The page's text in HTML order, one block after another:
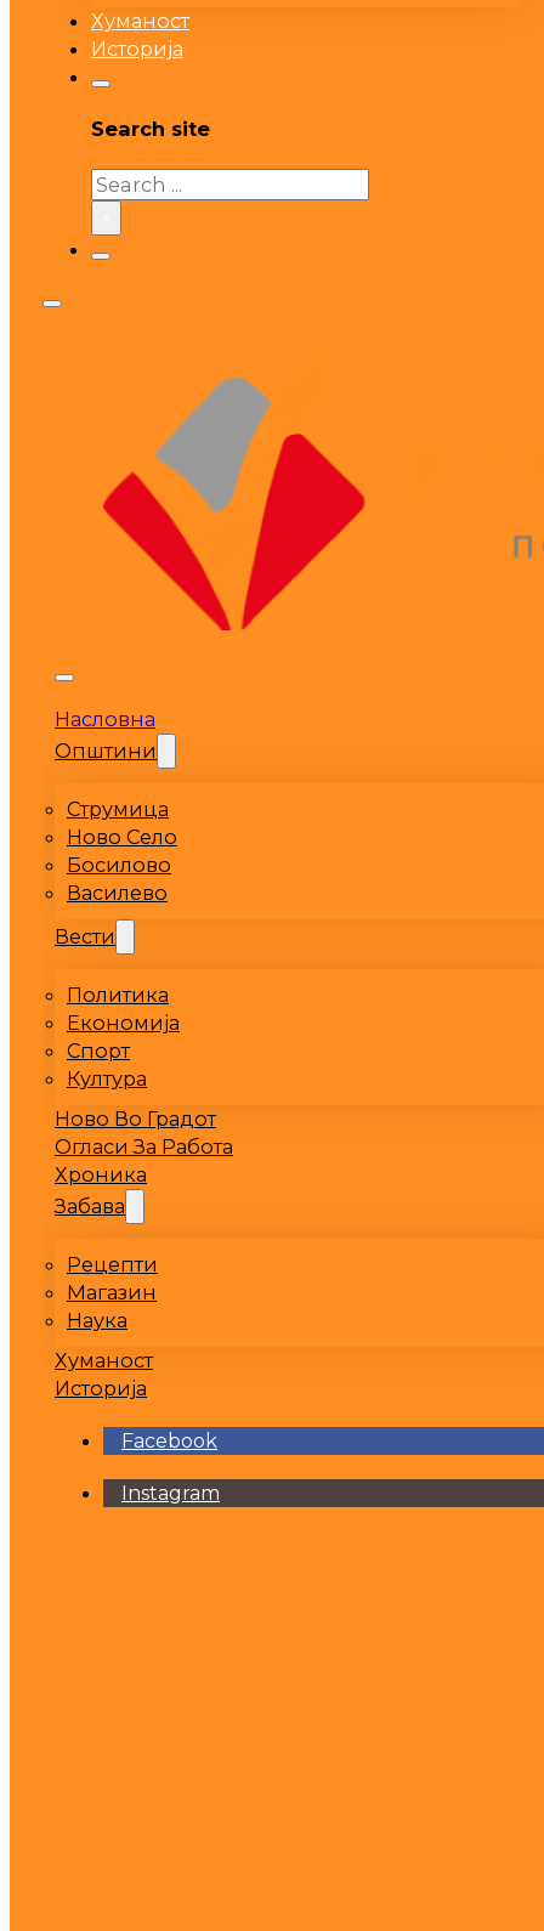
Хуманост
Историја
Search site
Search
Насловна
Општини
Струмица
Ново Село
Босилово
Василево
Вести
Политика
Економија
Спорт
Култура
Ново Во Градот
Огласи За Работа
Хроника
Забава
Рецепти
Магазин
Наука
Хуманост
Историја
Facebook
Instagram